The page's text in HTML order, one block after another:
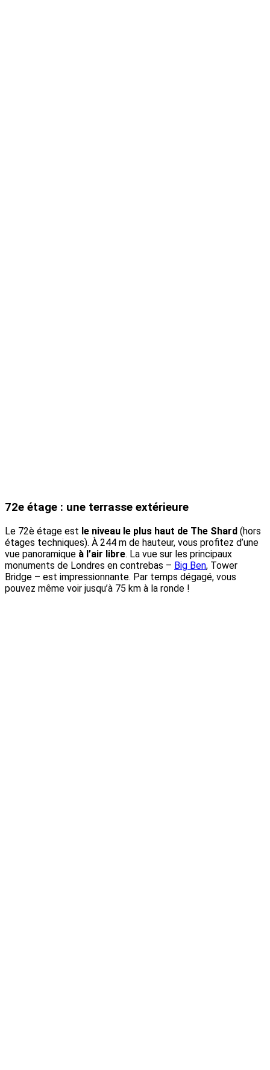
72e étage : une terrasse extérieure
Le 72è étage est le niveau le plus haut de The Shard (hors
étages techniques). À 244 m de hauteur, vous profitez d’une
vue panoramique à l’air libre. La vue sur les principaux
monuments de Londres en contrebas – Big Ben, Tower
Bridge – est impressionnante. Par temps dégagé, vous
pouvez même voir jusqu’à 75 km à la ronde !